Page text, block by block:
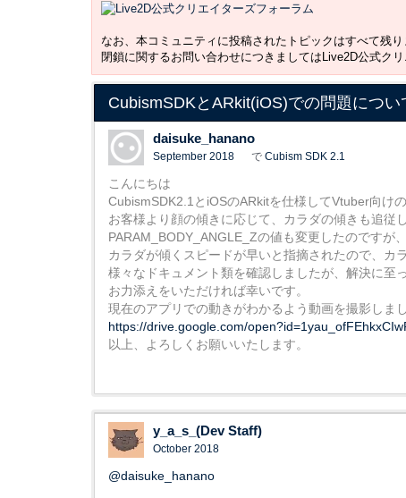
なお、本コミュニティに投稿されたトピックはすべて残
閉鎖に関するお問い合わせにつきましてはLive2D公式ク
CubismSDKとARkit(iOS)での問題につい
daisuke_hanano
September 2018 で Cubism SDK 2.1
こんにちは
CubismSDK2.1とiOSのARkitを仕様してVtuber向け
お客様より顔の傾きに応じて、カラダの傾きも追従
PARAM_BODY_ANGLE_Zの値も変更したのですが
カラダが傾くスピードが早いと指摘されたので、カ
様々なドキュメント類を確認しましたが、解決に至
お力添えをいただければ幸いです。
現在のアプリでの動きがわかるよう動画を撮影しま
https://drive.google.com/
以上、よろしくお願いいたします。
y_a_s_(Dev Staff)
October 2018
@daisuke_hanano